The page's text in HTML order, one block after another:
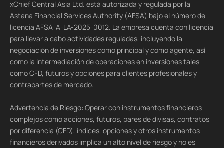
xChief Central Asia Ltd. está autorizada y regulada por la
Astana Financial Services Authority (AFSA) bajo el número de
licencia AFSA-A-LA-2025-0012. La empresa cuenta con licencia
para llevar a cabo actividades reguladas, incluyendo la
negociación de inversiones como principal y como agente, así
como la intermediación de operaciones en inversiones tales
como CFD, futuros y opciones para clientes profesionales y
contrapartes de mercado.
Advertencia de Riesgo: Operar con instrumentos financieros
complejos como acciones, futuros, pares de divisas, contratos
por diferencia (CFD), índices, opciones y otros instrumentos
financieros derivados implica un alto nivel de riesgo y no es